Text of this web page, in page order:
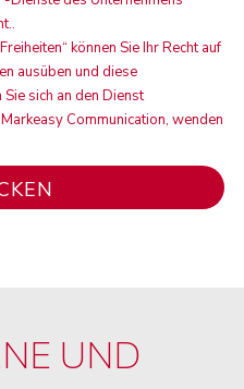
können Sie Ihr Recht auf
ausüben und diese
sich an den Dienst
Communication, wenden
UND